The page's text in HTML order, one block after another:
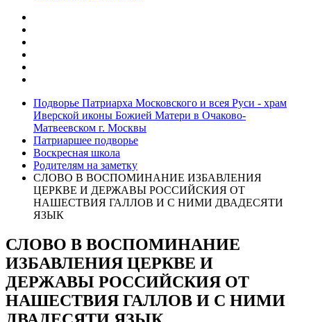
Подворье Патриарха Московского и всея Руси - храм
Иверской иконы Божией Матери в Очаково-
Матвеевском г. Москвы
Патриаршее подворье
Воскресная школа
Родителям на заметку
СЛОВО В ВОСПОМИНАНИЕ ИЗБАВЛЕНИЯ
ЦЕРКВЕ И ДЕРЖАВЫ РОССИЙСКИЯ ОТ
НАШЕСТВИЯ ГАЛЛОВ И С НИМИ ДВАДЕСЯТИ
ЯЗЫК
СЛОВО В ВОСПОМИНАНИЕ
ИЗБАВЛЕНИЯ ЦЕРКВЕ И
ДЕРЖАВЫ РОССИЙСКИЯ ОТ
НАШЕСТВИЯ ГАЛЛОВ И С НИМИ